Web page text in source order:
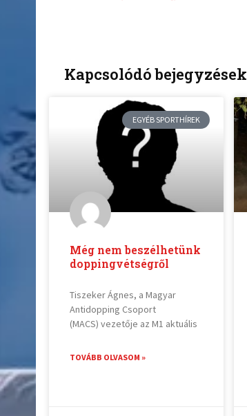
Kapcsolódó bejegyzések
EGYÉB SPORTHÍREK
Még nem beszélhetünk
doppingvétségről
Tiszeker Ágnes, a Magyar
Antidopping Csoport
(MACS) vezetője az M1 aktuális
TOVÁBB OLVASOM »